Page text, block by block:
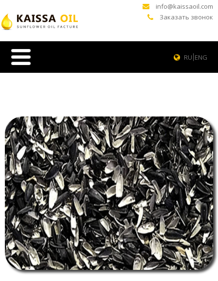
info@kaissaoil.com
Заказать звонок
RU ENG